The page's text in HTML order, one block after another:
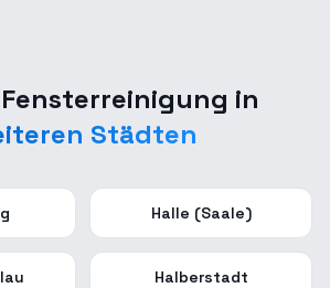
Fensterreinigung in
Städten
Halle (Saale)
Halberstadt